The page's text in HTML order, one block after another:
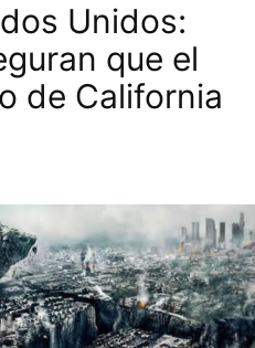
Unidos:
que el
de California